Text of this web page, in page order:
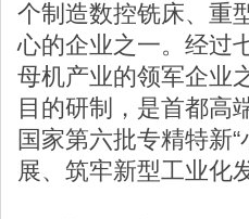
个制造数控铣床、重
心的企业之一。经过
母机产业的领军企业
目的研制，是首都高
国家第六批专精特新
展、筑牢新型工业化